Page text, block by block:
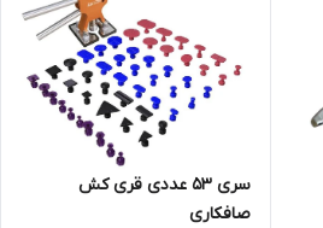
سری 53 عددی قری کش
صافکاری